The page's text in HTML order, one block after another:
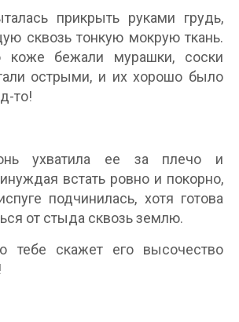
прикрыть руками грудь,
сквозь тонкую мокрую ткань.
коже бежали мурашки, соски
острыми, и их хорошо было
то!
ухватила ее за плечо и
встать ровно и покорно,
подчинилась, хотя готова
от стыда сквозь землю.
тебе скажет его высочество